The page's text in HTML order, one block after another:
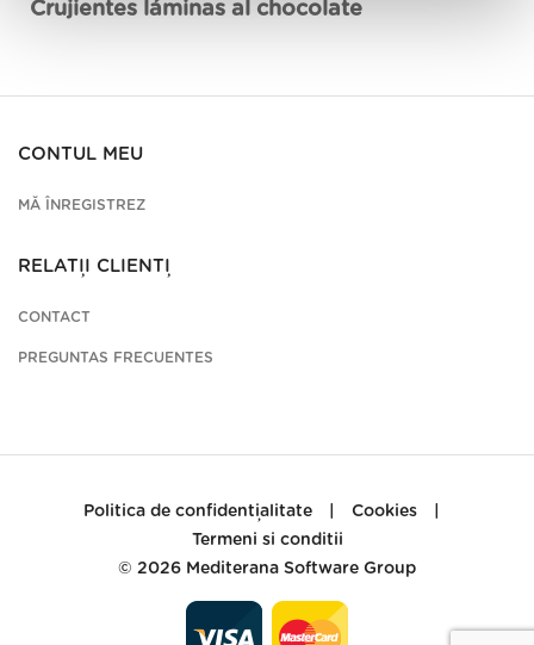
Crujientes láminas al chocolate
CONTUL MEU
MĂ ÎNREGISTREZ
RELAȚII CLIENȚI
CONTACT
PREGUNTAS FRECUENTES
Politica de confidențialitate Cookies
Termeni si conditii
© 2026 Mediterana Software Group